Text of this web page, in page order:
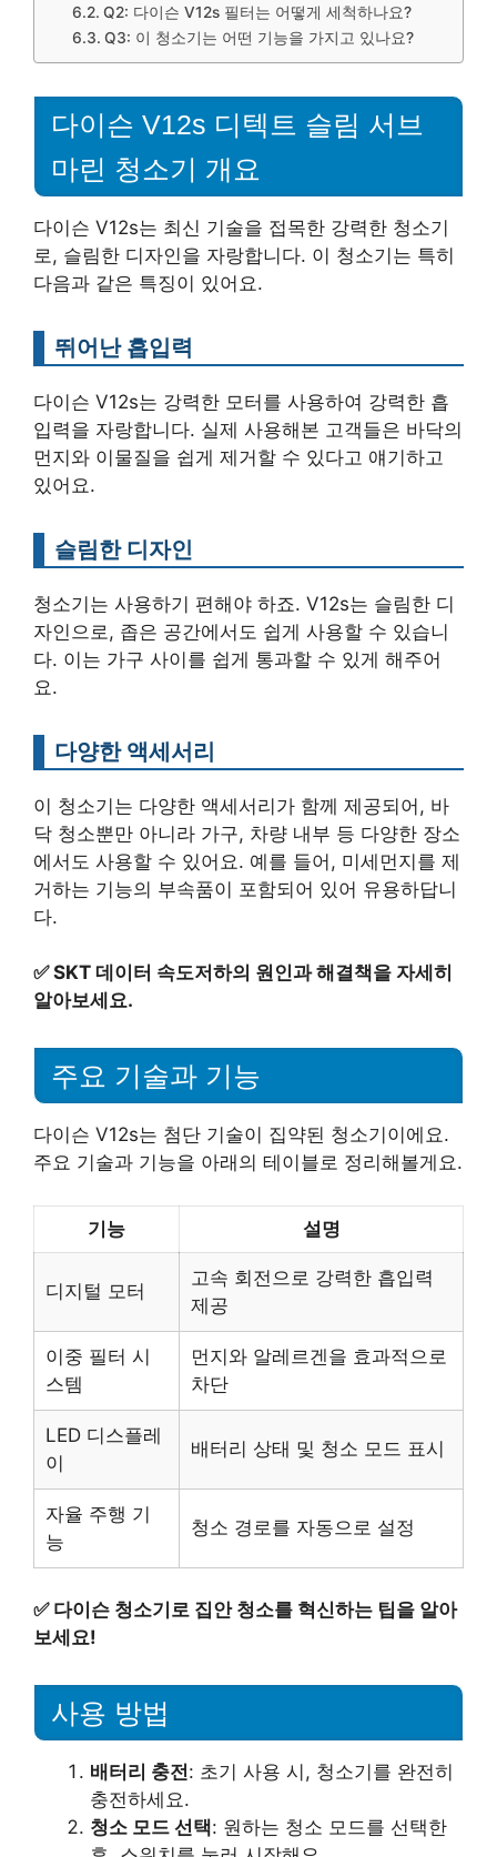
Q2: 다이슨 V12s 필터는 어떻게 세척하나요?
Q3: 이 청소기는 어떤 기능을 가지고 있나요?
다이슨 V12s 디텍트 슬림 서브
마린 청소기 개요
다이슨 V12s는 최신 기술을 접목한 강력한 청소기
로, 슬림한 디자인을 자랑합니다. 이 청소기는 특히
다음과 같은 특징이 있어요.
뛰어난 흡입력
다이슨 V12s는 강력한 모터를 사용하여 강력한 흡
입력을 자랑합니다. 실제 사용해본 고객들은 바닥의
먼지와 이물질을 쉽게 제거할 수 있다고 얘기하고
있어요.
슬림한 디자인
청소기는 사용하기 편해야 하죠. V12s는 슬림한 디
자인으로, 좁은 공간에서도 쉽게 사용할 수 있습니
다. 이는 가구 사이를 쉽게 통과할 수 있게 해주어
요.
다양한 액세서리
이 청소기는 다양한 액세서리가 함께 제공되어, 바
닥 청소뿐만 아니라 가구, 차량 내부 등 다양한 장소
에서도 사용할 수 있어요. 예를 들어, 미세먼지를 제
거하는 기능의 부속품이 포함되어 있어 유용하답니
다.
✅SKT 데이터 속도저하의 원인과 해결책을 자세히
알아보세요.
주요 기술과 기능
다이슨 V12s는 첨단 기술이 집약된 청소기이에요.
주요 기술과 기능을 아래의 테이블로 정리해볼게요.
기능 설명
디지털 모터
고속 회전으로 강력한 흡입력
제공
이중 필터 시
스템
먼지와 알레르겐을 효과적으로
차단
LED 디스플레
이
배터리 상태 및 청소 모드 표시
자율 주행 기
능
청소 경로를 자동으로 설정
✅ 다이슨 청소기로 집안 청소를 혁신하는 팁을 알아
보세요!
사용 방법
배터리 충전: 초기 사용 시, 청소기를 완전히
충전하세요.
청소 모드 선택: 원하는 청소 모드를 선택한